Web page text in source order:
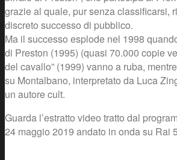
grazie al quale, pur senza classificarsi,
discreto successo di pubblico.
Ma il successo esplode nel 1998
di Preston (1995) (quasi 70.000 copie
del cavallo” (1999) vanno a ruba,
su Montalbano, interpretato da Luca
un autore cult.
Guarda l’estratto video tratto dal
24 maggio 2019 andato in onda su Rai